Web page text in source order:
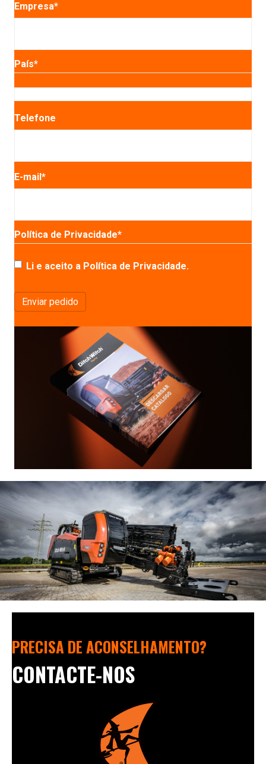
Empresa*
País*
Telefone
E-mail *
Política de Privacidade*
Li e aceito a Política de Privacidade.
Enviar pedido
PRECISA DE ACONSELHAMENTO?
CONTACTE-NOS